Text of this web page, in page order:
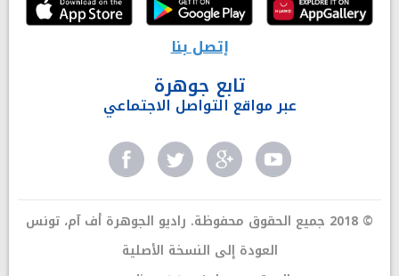
إتصل بنا
تابع جوهرة
عبر مواقع التواصل الاجتماعي
© 2018 جميع الحقوق محفوظة. راديو الجوهرة أف آم، تونس
العودة إلى النسخة الأصلية